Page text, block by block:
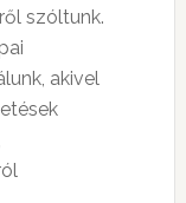
szóltunk.
akivel